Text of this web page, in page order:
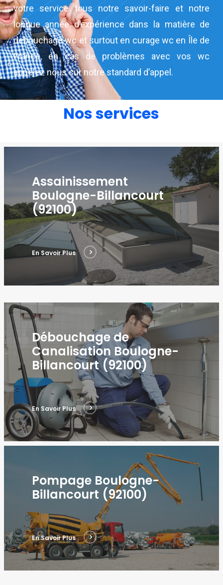
votre service tous notre savoir-faire et notre
longue année d’expérience dans la matière de
debouchage wc et surtout en curage wc en Île de
France, en cas de problèmes avec vos wc
appelez nous sur notre standard d’appel.
Nos services
Assainissement
Boulogne-Billancourt
(92100)
En Savoir Plus
Débouchage de
Canalisation Boulogne-
Billancourt (92100)
En Savoir Plus
Pompage Boulogne-
Billancourt (92100)
En Savoir Plus